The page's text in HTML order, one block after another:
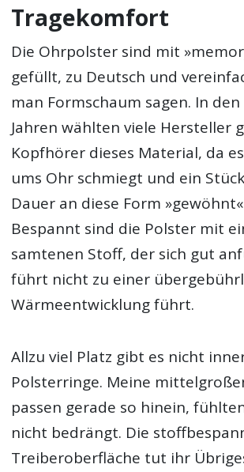
Tragekomfort
Die Ohrpolster sind mit
gefüllt, zu Deutsch und
man Formschaum sagen. In
Jahren wählten viele Hersteller
Kopfhörer dieses Material, da
ums Ohr schmiegt und ein
Dauer an diese Form
Bespannt sind die Polster mit
samtenen Stoff, der sich gut
führt nicht zu einer
Wärmeentwicklung führt.
Allzu viel Platz gibt es nicht
Polsterringe. Meine
passen gerade so hinein,
nicht bedrängt. Die
Treiberoberfläche tut ihr